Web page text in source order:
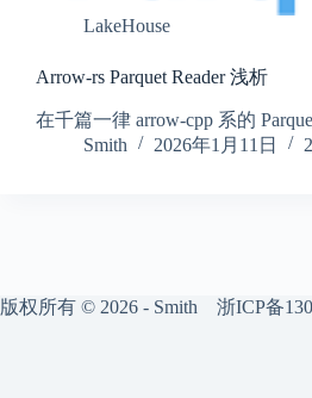
LakeHouse
Arrow-rs Parquet Reader 浅析
在千篇一律 arrow-cpp 系的
Smith
2026年1月11日
版权所有 © 2026 - Smith 浙ICP备